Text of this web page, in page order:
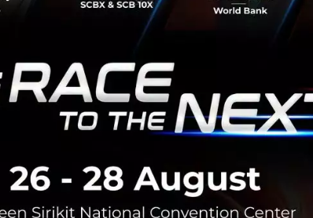
นาคารไทยพาณิชย์ จับมือ สำนักงานจัดการทรัพย์สิน
จุฬาลงกรณ์มหาวิทยาลัย พัฒนาแอปพลิเคชัน Siam Square
นวาคม 4, 2018| By Techsauce Team
64
SCB
เปิดตัว GrabAssist ในประเทศไทย ให้ผู้พิการและผู้สูง
อายุเดินทางสะดวกด้วย Grab